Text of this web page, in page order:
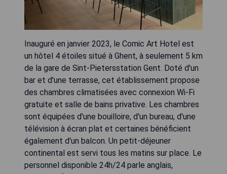
Inauguré en janvier 2023, le Comic Art Hotel est
un hôtel 4 étoiles situé à Ghent, à seulement 5 km
de la gare de Sint-Pietersstation Gent. Doté d'un
bar et d'une terrasse, cet établissement propose
des chambres climatisées avec connexion Wi-Fi
gratuite et salle de bains privative. Les chambres
sont équipées d'une bouilloire, d'un bureau, d'une
télévision à écran plat et certaines bénéficient
également d'un balcon. Un petit-déjeuner
continental est servi tous les matins sur place. Le
personnel disponible 24h/24 parle anglais,